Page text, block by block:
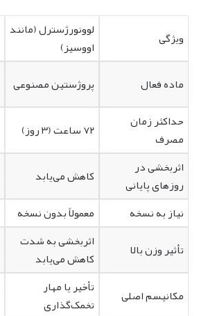
ویژگی
لوونورژسترل (مانند
اووسیز)
ماده فعال
پروژستین مصنوعی
حداکثر زمان
مصرف
۷۲ ساعت (۳ روز)
اثربخشی در
روزهای پایانی
کاهش می‌یابد
نیاز به نسخه
معمولاً بدون نسخه
تأثیر وزن بالا
اثربخشی به شدت
کاهش می‌یابد
مکانیسم اصلی
تأخیر یا مهار
تخمک‌گذاری